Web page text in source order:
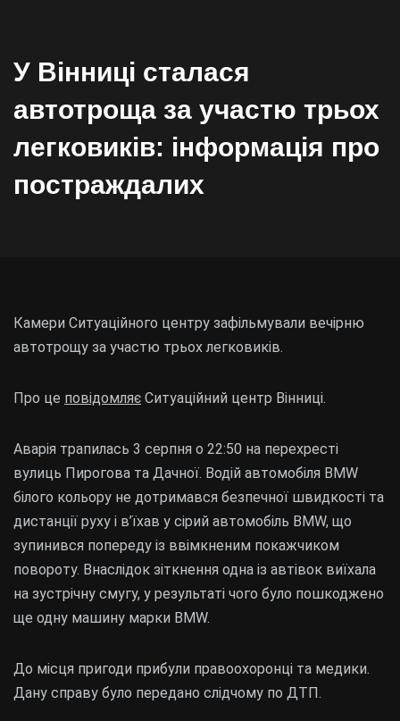
У Вінниці сталася
автотроща за участю трьох
легковиків: інформація про
постраждалих
Камери Ситуаційного центру зафільмували вечірню
автотрощу за участю трьох легковиків.
Про це повідомляє Ситуаційний центр Вінниці.
Аварія трапилась 3 серпня о 22:50 на перехресті
вулиць Пирогова та Дачної. Водій автомобіля BMW
білого кольору не дотримався безпечної швидкості та
дистанції руху і в’їхав у сірий автомобіль BMW, що
зупинився попереду із ввімкненим покажчиком
повороту. Внаслідок зіткнення одна із автівок виїхала
на зустрічну смугу, у результаті чого було пошкоджено
ще одну машину марки BMW.
До місця пригоди прибули правоохоронці та медики.
Дану справу було передано слідчому по ДТП.